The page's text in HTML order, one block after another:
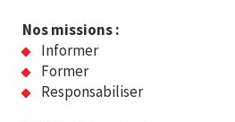
Nos missions :
Informer
Former
Responsabiliser